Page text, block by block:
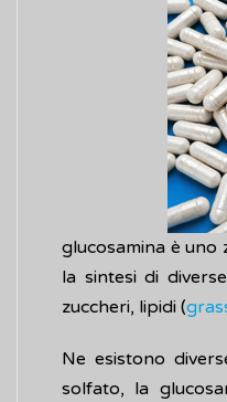
glucosamina è
la sintesi di
zuccheri, lipidi (
Ne esistono
solfato, la